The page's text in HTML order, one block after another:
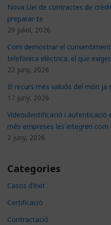
Nova Llei de contractes de
preparar-te
29 juliol, 2026
Com demostrar el
telefònica elèctrica: el que
22 juny, 2026
El recurs més valuós del món ja
17 juny, 2026
Videoidentificació i autenticació
més empreses les integren com
2 juny, 2026
Categories
Casos d'èxit
Certificació
Contractació